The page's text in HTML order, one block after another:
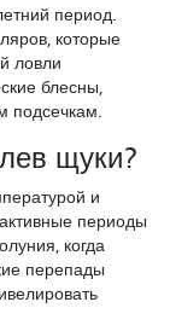
период.
которые
ловли
блесны,
подсечкам.
щуки?
и
периоды
когда
перепады